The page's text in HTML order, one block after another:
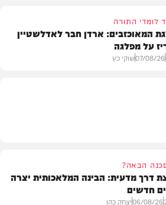
לומדי התורה
המאוכזבים: ארדן חבר לאדלשטיין
על מפלגה
07/08/26שוקי כץ
הבאה?
דרך מדעית: הבינה המלאכותית יצרה
חדשים
06/08/26יצחק כהן